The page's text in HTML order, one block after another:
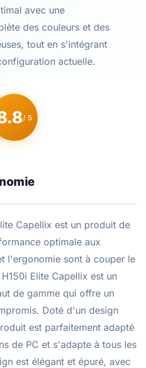
avec une
des couleurs et des
tout en s'intégrant
actuelle.
/ 5
Capellix est un produit de
optimale aux
l'ergonomie sont à couper le
Elite Capellix est un
de gamme qui offre un
Doté d'un design
est parfaitement adapté
de PC et s'adapte à tous les
est élégant et épuré, avec